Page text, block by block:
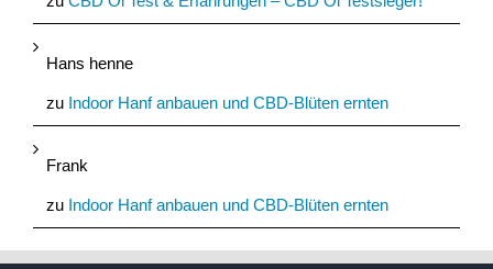
Hans henne
zu Indoor Hanf anbauen und CBD-Blüten ernten
Frank
zu Indoor Hanf anbauen und CBD-Blüten ernten